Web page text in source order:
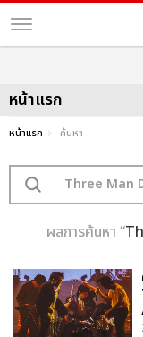
หน้าแรก
หน้าแรก ค้นหา
ผลการค้นหา “